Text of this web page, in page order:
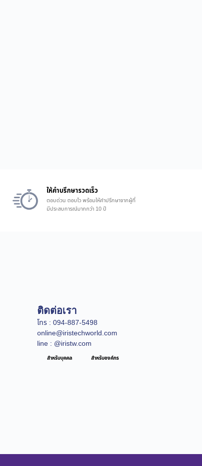
ให้คำบรึกษารวดเร็ว
ตอบด่วน ตอบไว พร้อมให้คำปรึกษาจากผู้ที่
มีประสบการณ์มากกว่า 10 ปี
ติดต่อเรา
โทร : 094-887-5498
online@iristechworld.com
line : @iristw.com
สำหรับบุคคล สำหรับองค์กร